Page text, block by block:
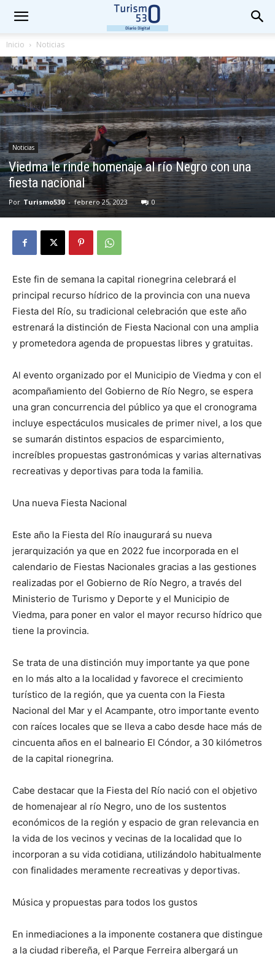
Inicio Noticias
Noticias
Viedma le rinde homenaje al río Negro con una
fiesta nacional
Por Turismo530 - febrero 25, 2023 0
Este fin de semana la capital rionegrina celebrará el
principal recurso hídrico de la provincia con una nueva
Fiesta del Río, su tradicional celebración que este año
estrenará la distinción de Fiesta Nacional con una amplia
y prometedora agenda de propuestas libres y gratuitas.
Al evento organizado por el Municipio de Viedma y con el
acompañamiento del Gobierno de Río Negro, se espera
una gran concurrencia del público ya que el cronograma
incluye espectáculos musicales de primer nivel, a los que
se sumarán distintos espacios de esparcimiento,
increíbles propuestas gastronómicas y varias alternativas
recreativas y deportivas para toda la familia.
Una nueva Fiesta Nacional
Este año la Fiesta del Río inaugurará su nueva
jerarquización ya que en 2022 fue incorporada en el
calendario de Fiestas Nacionales gracias a las gestiones
realizadas por el Gobierno de Río Negro, a través del
Ministerio de Turismo y Deporte y el Municipio de
Viedma, para poner en valor el mayor recurso hídrico que
tiene la provincia.
Se trata de una distinción muy importante ya que pone
en lo más alto a la localidad y favorece el crecimiento
turístico de la región, que ya cuenta con la Fiesta
Nacional del Mar y el Acampante, otro importante evento
con raíces locales que se lleva a cabo desde hace más de
cincuenta años en el balneario El Cóndor, a 30 kilómetros
de la capital rionegrina.
Cabe destacar que la Fiesta del Río nació con el objetivo
de homenajear al río Negro, uno de los sustentos
económicos de la región y espacio de gran relevancia en
la vida de los vecinos y vecinas de la localidad que lo
incorporan a su vida cotidiana, utilizándolo habitualmente
con finalidades meramente recreativas y deportivas.
Música y propuestas para todos los gustos
En inmediaciones a la imponente costanera que distingue
a la ciudad ribereña, el Parque Ferreira albergará un